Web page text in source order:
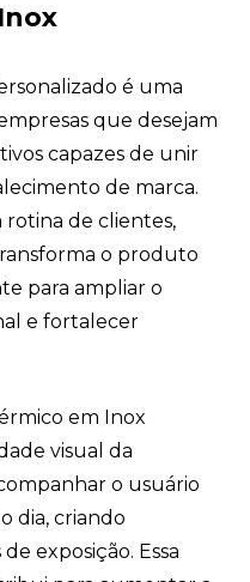
é uma
que desejam
capazes de unir
de marca.
rotina de clientes,
o produto
para ampliar o
e fortalecer
em Inox
visual da
o usuário
dia, criando
exposição. Essa